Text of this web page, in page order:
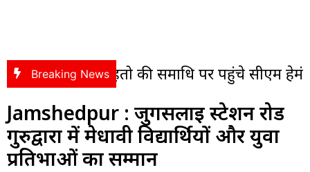
Breaking News
महतो की समाधि पर पहुंचे सीएम हेमंत सोरेन,
Jamshedpur : जुगसलाई स्टेशन रोड
गुरुद्वारा में मेधावी विद्यार्थियों और युवा
प्रतिभाओं का सम्मान